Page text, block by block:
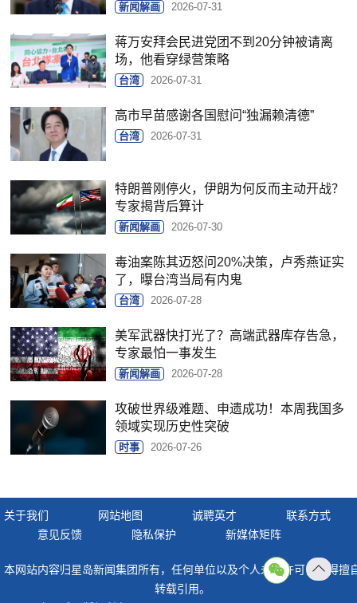
新闻解画 2026-07-31
蒋万安拜会民进党团不到20分钟被请离
场，他看穿绿营策略
台湾 2026-07-31
高市早苗感谢各国慰问“独漏赖清德”
台湾 2026-07-31
特朗普刚停火，伊朗为何反而主动开战？
专家揭背后算计
新闻解画 2026-07-30
毒油案陈其迈怒问20%决策，卢秀燕证实
了，曝台湾当局有内鬼
台湾 2026-07-28
美军武器快打光了？高端武器库存告急，
专家最怕一事发生
新闻解画 2026-07-28
攻破世界级难题、申遗成功！本周我国多
领域实现历史性突破
时事 2026-07-26
关于我们 网站地图 诚聘英才
联系方式
意见反馈
隐私保护 新媒体矩阵
本网站内容归星岛新闻集团所有，任何单位以及个人未经许可，不得擅
转载引用。